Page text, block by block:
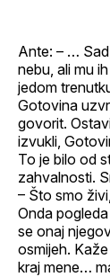
Ante: – …
nebu, ali mu
jedom
Gotovina
govorit.
izvukli,
To je bilo od
zahvalnosti.
– Što smo
Onda
se onaj
osmijeh.
kraj mene…